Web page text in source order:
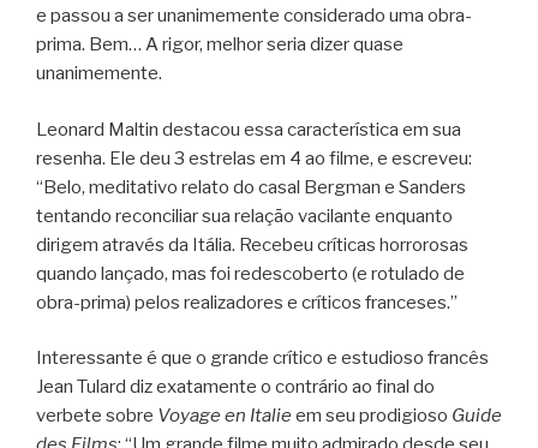
e passou a ser unanimemente considerado uma obra-
prima. Bem… A rigor, melhor seria dizer quase
unanimemente.
Leonard Maltin destacou essa característica em sua
resenha. Ele deu 3 estrelas em 4 ao filme, e escreveu:
“Belo, meditativo relato do casal Bergman e Sanders
tentando reconciliar sua relação vacilante enquanto
dirigem através da Itália. Recebeu críticas horrorosas
quando lançado, mas foi redescoberto (e rotulado de
obra-prima) pelos realizadores e críticos franceses.”
Interessante é que o grande crítico e estudioso francês
Jean Tulard diz exatamente o contrário ao final do
verbete sobre Voyage en Italie em seu prodigioso Guide